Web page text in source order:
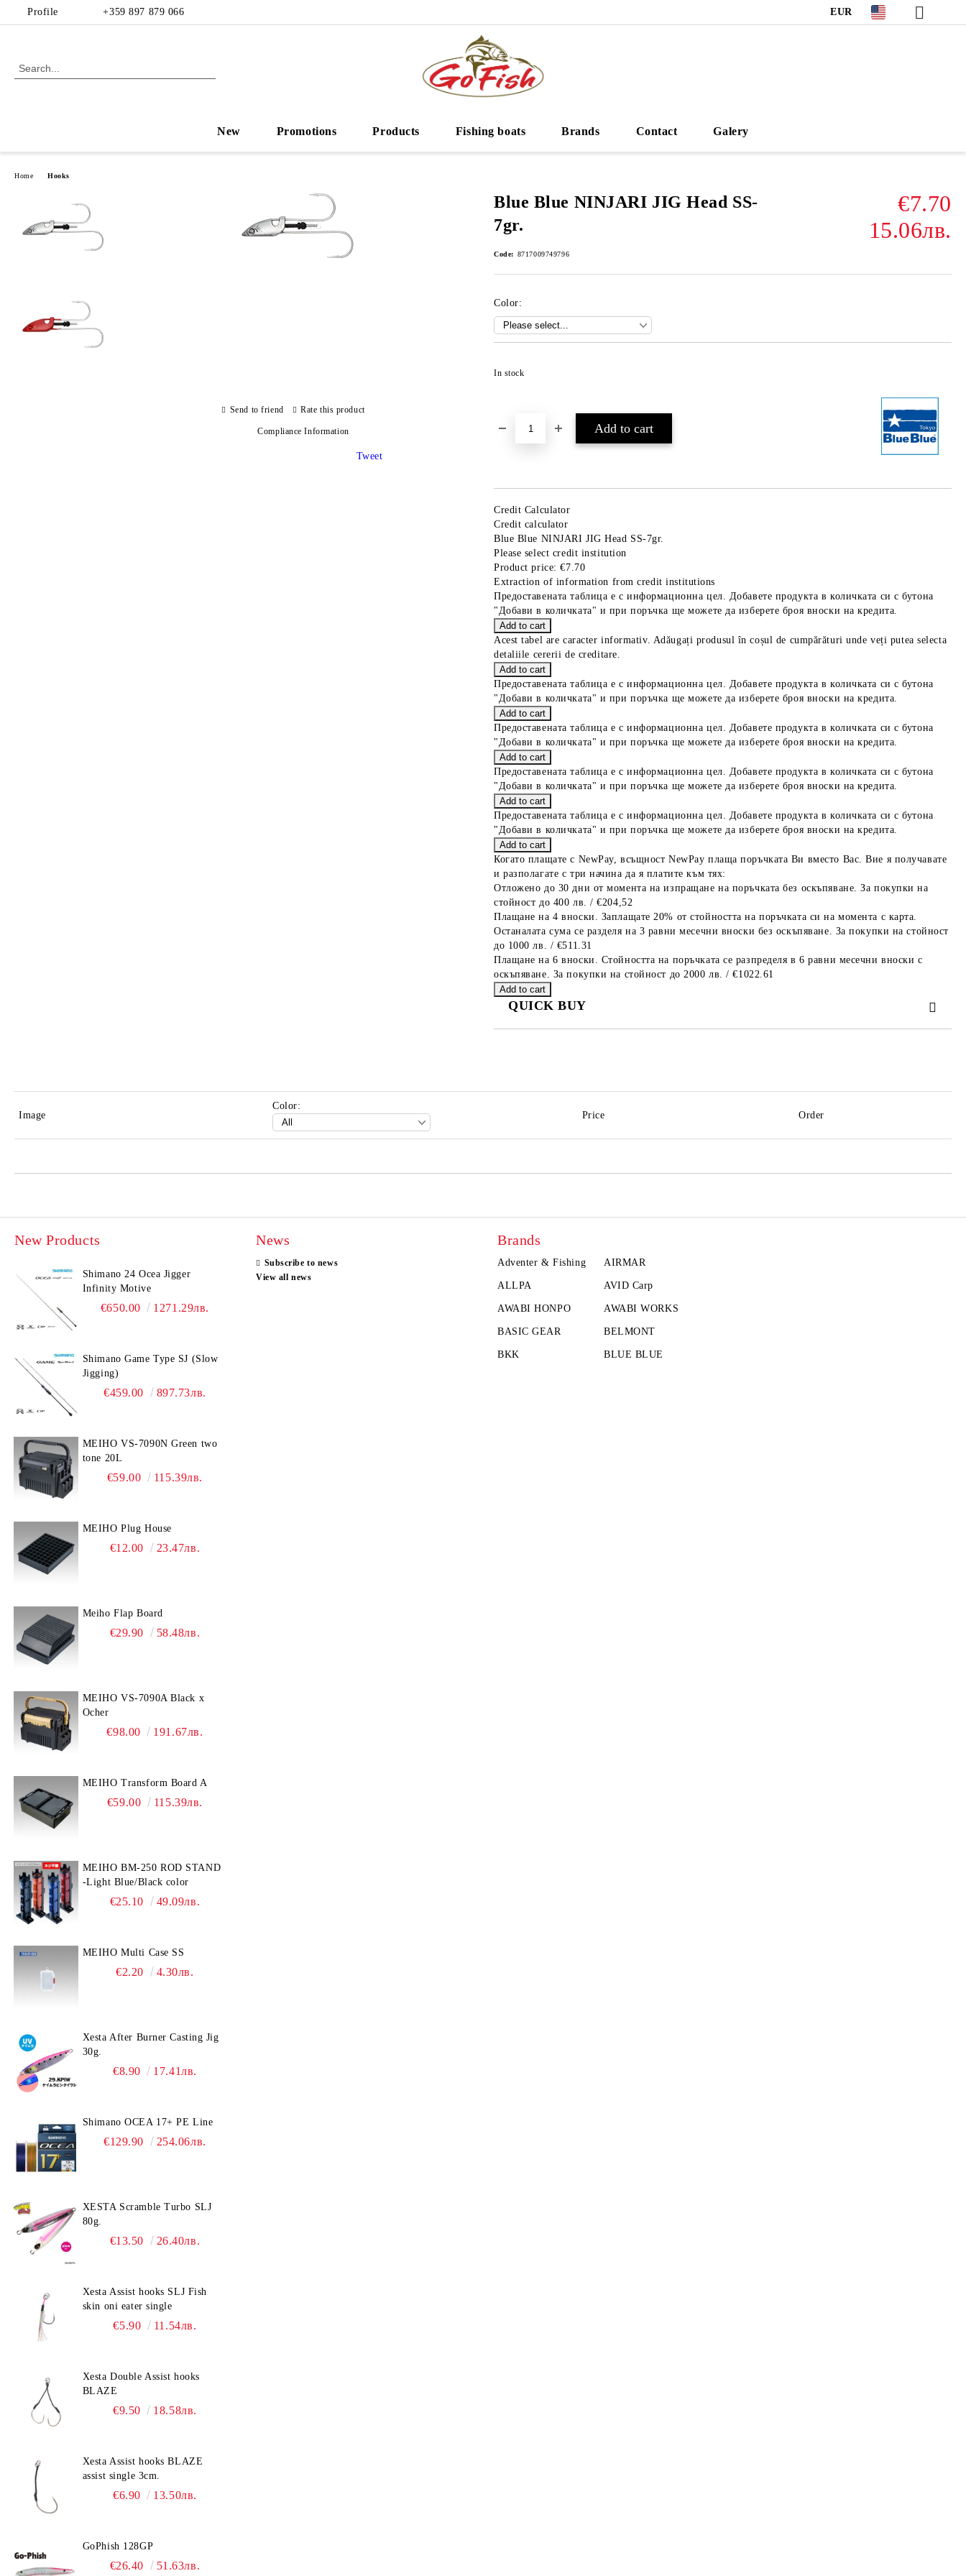
Profile +359 897 879 066 EUR
New Promotions Products Fishing boats Brands Contact Galery
Home Hooks
Blue Blue NINJARI JIG Head SS-
7gr.
€7.70
15.06лв.
Code: 8717009749796
Color:
In stock
Credit Calculator
Credit calculator
Blue Blue NINJARI JIG Head SS-7gr.
Please select credit institution
Product price: €7.70
Extraction of information from credit institutions
Предоставената таблица е с информационна цел. Добавете продукта в количката си с бутона
"Добави в количката" и при поръчка ще можете да изберете броя вноски на кредита.
Acest tabel are caracter informativ. Adăugați produsul în coșul de cumpărături unde veți putea selecta
detaliile cererii de creditare.
Предоставената таблица е с информационна цел. Добавете продукта в количката си с бутона
"Добави в количката" и при поръчка ще можете да изберете броя вноски на кредита.
Предоставената таблица е с информационна цел. Добавете продукта в количката си с бутона
"Добави в количката" и при поръчка ще можете да изберете броя вноски на кредита.
Предоставената таблица е с информационна цел. Добавете продукта в количката си с бутона
"Добави в количката" и при поръчка ще можете да изберете броя вноски на кредита.
Предоставената таблица е с информационна цел. Добавете продукта в количката си с бутона
"Добави в количката" и при поръчка ще можете да изберете броя вноски на кредита.
Когато плащате с NewPay, всъщност NewPay плаща поръчката Ви вместо Вас. Вие я получавате
и разполагате с три начина да я платите към тях:
Отложено до 30 дни от момента на изпращане на поръчката без оскъпяване. За покупки на
стойност до 400 лв. / €204,52
Плащане на 4 вноски. Заплащате 20% от стойността на поръчката си на момента с карта.
Останалата сума се разделя на 3 равни месечни вноски без оскъпяване. За покупки на стойност
до 1000 лв. / €511.31
Плащане на 6 вноски. Стойността на поръчката се разпределя в 6 равни месечни вноски с
оскъпяване. За покупки на стойност до 2000 лв. / €1022.61
QUICK BUY
Send to friend Rate this product
Compliance Information
Tweet
Image
Color:
Price
Order
New Products
Shimano 24 Ocea Jigger
Infinity Motive
€650.00 1271.29лв.
Shimano Game Type SJ (Slow
Jigging)
€459.00 897.73лв.
MEIHO VS-7090N Green two
tone 20L
€59.00 115.39лв.
MEIHO Plug House
€12.00 23.47лв.
Meiho Flap Board
€29.90 58.48лв.
MEIHO VS-7090A Black x
Ocher
€98.00 191.67лв.
MEIHO Transform Board A
€59.00 115.39лв.
MEIHO BM-250 ROD STAND
-Light Blue/Black color
€25.10 49.09лв.
MEIHO Multi Case SS
€2.20 4.30лв.
Xesta After Burner Casting Jig
30g.
€8.90 17.41лв.
Shimano OCEA 17+ PE Line
€129.90 254.06лв.
XESTA Scramble Turbo SLJ
80g.
€13.50 26.40лв.
Xesta Assist hooks SLJ Fish
skin oni eater single
€5.90 11.54лв.
Xesta Double Assist hooks
BLAZE
€9.50 18.58лв.
Xesta Assist hooks BLAZE
assist single 3cm.
€6.90 13.50лв.
GoPhish 128GP
€26.40 51.63лв.
News
Subscribe to news
View all news
Brands
Adventer & Fishing AIRMAR
ALLPA AVID Carp
AWABI HONPO AWABI WORKS
BASIC GEAR BELMONT
BKK BLUE BLUE